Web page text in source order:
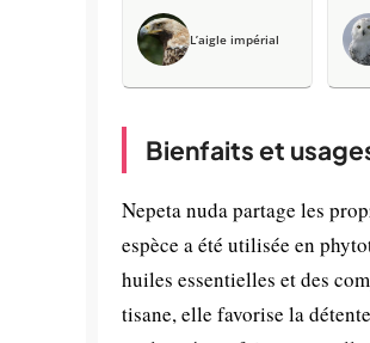
L’aigle impérial
Bienfaits et
Nepeta nuda partage les
espèce a été utilisée en
huiles essentielles et des
tisane, elle favorise la